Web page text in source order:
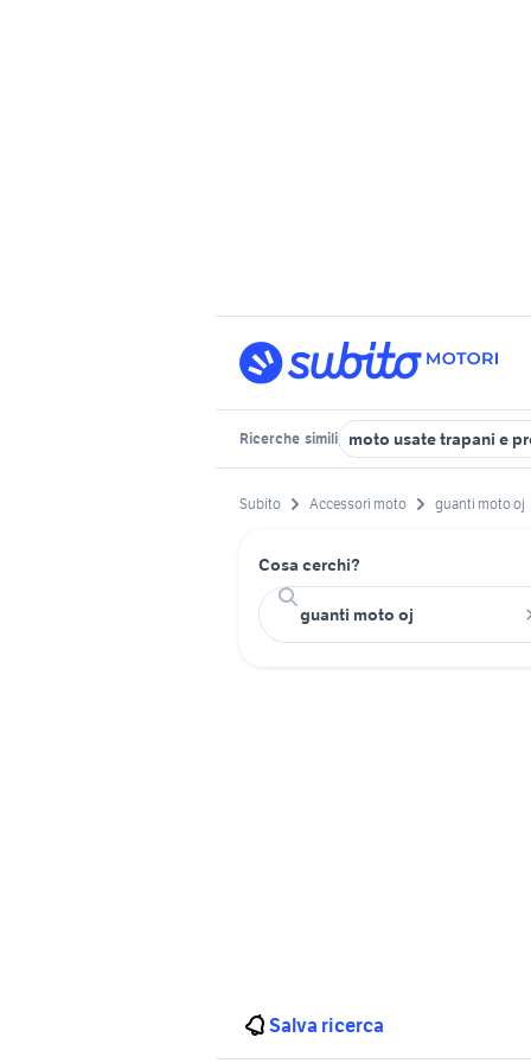
Ricerche simili moto usate trapani e
Subito Accessori moto guanti moto oj
Cosa cerchi?
Salva ricerca